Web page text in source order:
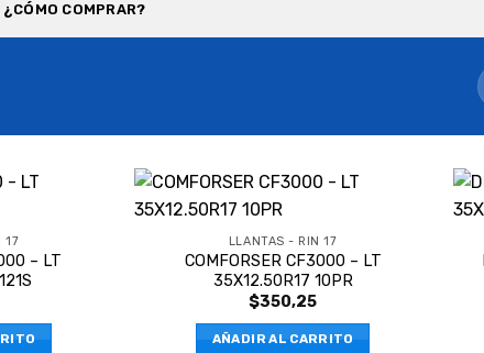
¿CÓMO COMPRAR?
17
– LT
LLANTAS - RIN 17
COMFORSER CF3000 – LT
35X12.50R17 10PR
$350,25
AÑADIR AL CARRITO